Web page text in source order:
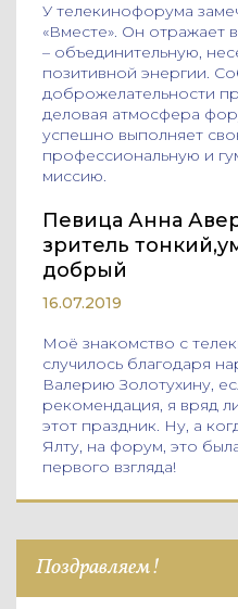
У телекинофорума
«Вместе». Он
– объединительную,
позитивной энергии.
доброжелательности
деловая атмосфера
успешно выполняет
профессиональную и
миссию.
Певица Анна
зритель
добрый
16.07.2019
Моё знакомство с
случилось благодаря
Валерию Золотухину,
рекомендация, я вряд
этот праздник. Ну, а
Ялту, на форум, это
первого взгляда!
Поздравляем!